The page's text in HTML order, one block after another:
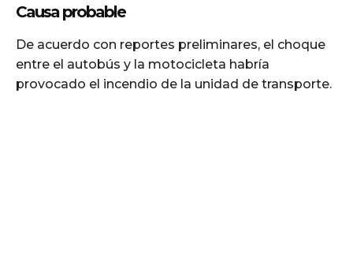
Causa probable
De acuerdo con reportes preliminares, el choque
entre el autobús y la motocicleta habría
provocado el incendio de la unidad de transporte.